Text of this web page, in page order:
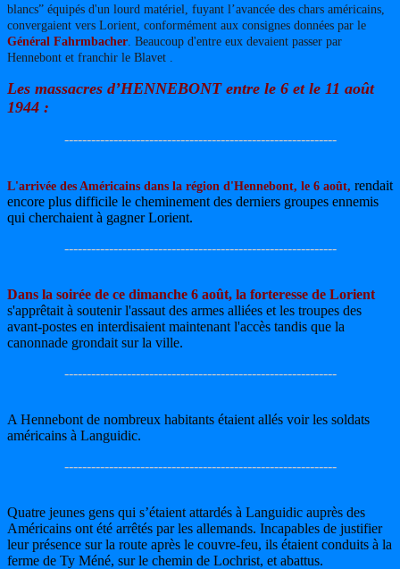
blancs” équipés d'un lourd matériel, fuyant l’avancée des chars américains,
convergaient vers Lorient, conformément aux consignes données par le
Général Fahrmbacher . Beaucoup d'entre eux devaient passer par
Hennebont et franchir le Blavet .
Les massacres d’HENNEBONT entre le 6 et le 11 août
1944 :
-------------------------------------------------------------
L'arrivée des Américains dans la région d'Hennebont, le 6 août, rendait
encore plus difficile le cheminement des derniers groupes ennemis
qui cherchaient à gagner Lorient.
-------------------------------------------------------------
Dans la soirée de ce dimanche 6 août, la forteresse de Lorient
s'apprêtait à soutenir l'assaut des armes alliées et les troupes des
avant-postes en interdisaient maintenant l'accès tandis que la
canonnade grondait sur la ville.
-------------------------------------------------------------
A Hennebont de nombreux habitants étaient allés voir les soldats
américains à Languidic.
-------------------------------------------------------------
Quatre jeunes gens qui s’étaient attardés à Languidic auprès des
Américains ont été arrêtés par les allemands. Incapables de justifier
leur présence sur la route après le couvre-feu, ils étaient conduits à la
ferme de Ty Méné, sur le chemin de Lochrist, et abattus.